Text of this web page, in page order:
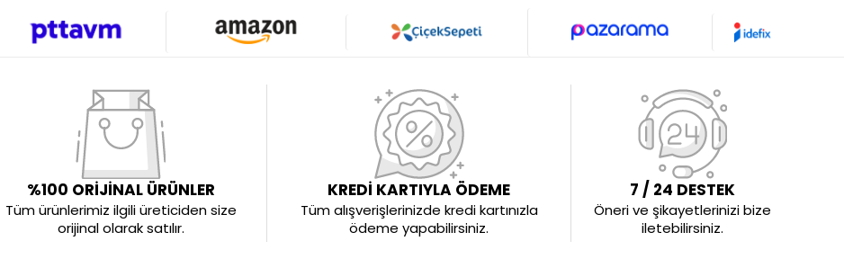
%100 ORİJİNAL ÜRÜNLER
Tüm ürünlerimiz ilgili üreticiden size
orijinal olarak satılır.
KREDİ KARTIYLA ÖDEME
Tüm alışverişlerinizde kredi kartınızla
ödeme yapabilirsiniz.
7 / 24 DESTEK
Öneri ve şikayetlerinizi bize
iletebilirsiniz.